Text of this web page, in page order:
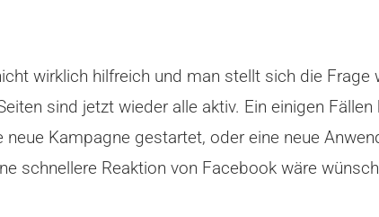
wirklich hilfreich und man stellt sich die
sind jetzt wieder alle aktiv. Ein einigen
Kampagne gestartet, oder eine neue
schnellere Reaktion von Facebook wäre